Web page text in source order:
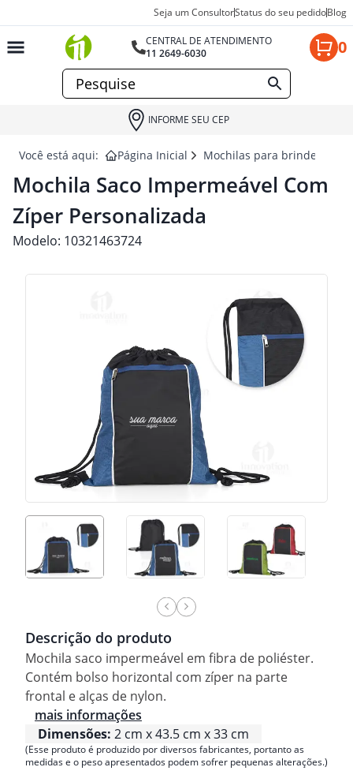
Seja um ConsultorStatus do seu pedidoBlog
CENTRAL DE ATENDIMENTO
11 2649-6030
0
INFORME SEU CEP
Você está aqui: Página Inicial Mochilas para brindes
Mochila Saco Impermeável Com
Zíper Personalizada
Modelo: 10321463724
Descrição do produto
Mochila saco impermeável em fibra de poliéster.
Contém bolso horizontal com zíper na parte
frontal e alças de nylon.
mais informações
Dimensões: 2 cm x 43.5 cm x 33 cm
(Esse produto é produzido por diversos fabricantes, portanto as
medidas e o peso apresentados podem sofrer pequenas alterações.)